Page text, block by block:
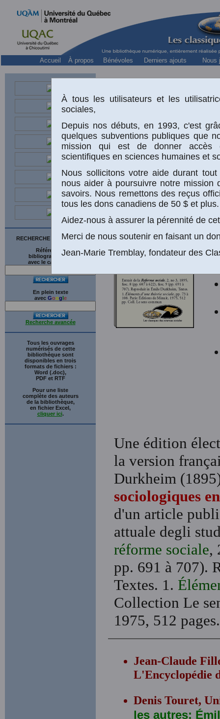
Accueil À propos Bénévoles Derniers ajouts Nous
RECHERCHE SUR LE SITE
Références
bibliographiques
avec le catalogue
En plein texte
avec Google
Recherche avancée
Tous les ouvrages
numérisés de cette
bibliothèque sont
disponibles en trois
formats de fichiers :
Word (.doc),
PDF et RTF
Pour une liste
complète des auteurs
de la bibliothèque,
en fichier Excel,
cliquer ici.
«
Une édition
la version
Durkheim
sociologiques
d'un article
attuale degli
réforme sociale,
pp. 691 à 707).
Textes. 1.
Collection Le
1975, 512 pages.
Jean-Claude
L'Encyclopédie
Denis Touret,
les autres:
À tous les utilisateurs et les
sociales,
Depuis nos débuts, en 1993, c'est
quelques subventions publiques que
mission qui est de donner accès
scientifiques en sciences humaines et
Nous sollicitons votre aide durant
nous aider à poursuivre notre mission
savoirs. Nous remettons des reçus
tous les dons canadiens de 50 $ et plus.
Aidez-nous à assurer la pérennité de
Merci de nous soutenir en faisant un
Jean-Marie Tremblay, fondateur des